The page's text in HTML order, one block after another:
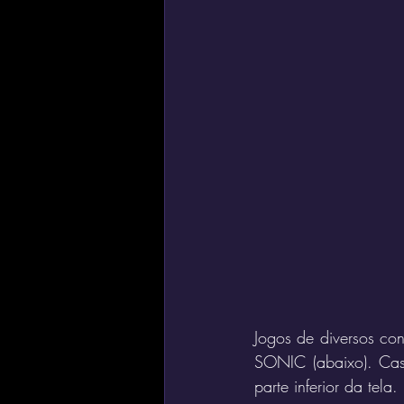
Jogos de diversos
SONIC (abaixo).
parte inferior da tela.